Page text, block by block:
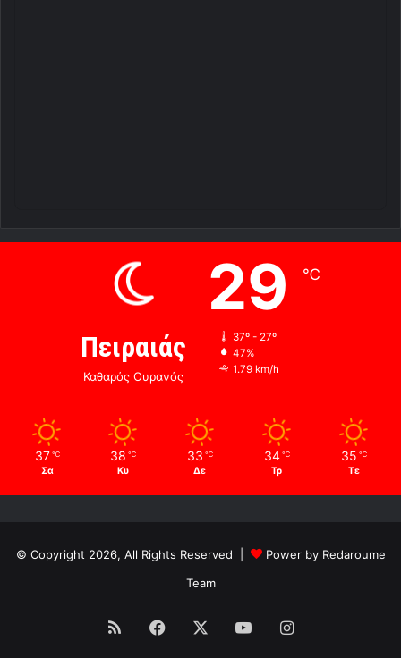
Πειραιάς
Καθαρός Ουρανός
29 ℃
37º - 27º
47%
1.79 km/h
37 ℃
Σα
38 ℃
Κυ
33 ℃
Δε
34 ℃
Τρ
35 ℃
Τε
© Copyright 2026, All Rights Reserved |
Power by Redaroume
Team
RSS Facebook YouTubeInstagram